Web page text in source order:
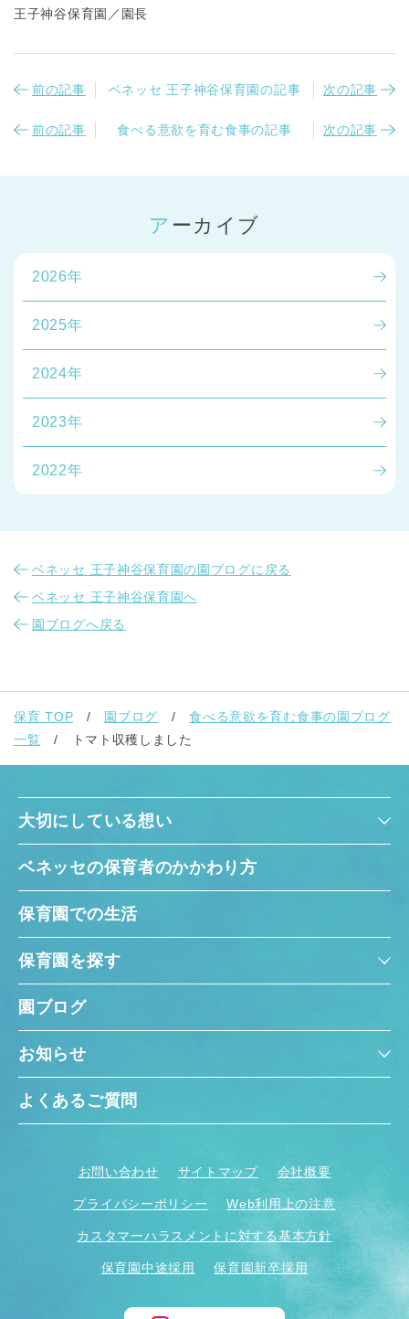
王子神谷保育園／園長
前の記事 ベネッセ 王子神谷保育園の記事 次の記事
前の記事 食べる意欲を育む食事の記事 次の記事
アーカイブ
2026年
2025年
2024年
2023年
2022年
ベネッセ 王子神谷保育園の園ブログに戻る
ベネッセ 王子神谷保育園へ
園ブログへ戻る
保育 TOP 園ブログ
食べる意欲を育む食事の園ブログ
一覧
トマト収穫しました
大切にしている想い
ベネッセの保育者のかかわり方
保育園での生活
保育園を探す
園ブログ
お知らせ
よくあるご質問
お問い合わせ サイトマップ 会社概要
プライバシーポリシー Web利用上の注意
カスタマーハラスメントに対する基本方針
保育園中途採用 保育園新卒採用